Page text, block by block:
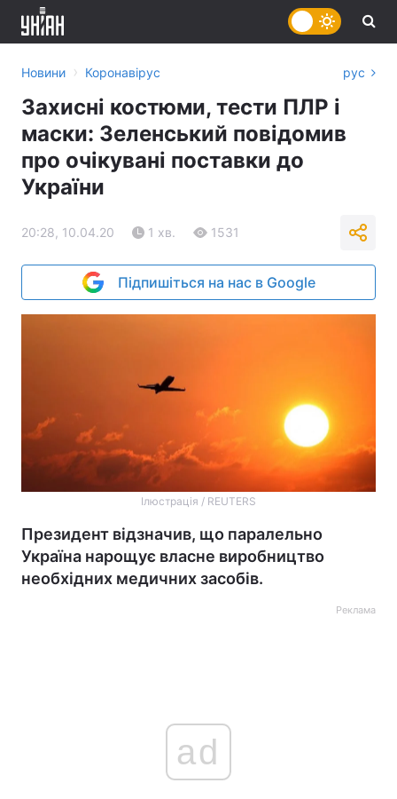
Новини › Коронавірус рус
Захисні костюми, тести ПЛР і
маски: Зеленський повідомив
про очікувані поставки до
України
20:28, 10.04.20 1 хв. 1531
Підпишіться на нас в Google
Ілюстрація / REUTERS
Президент відзначив, що паралельно
Україна нарощує власне виробництво
необхідних медичних засобів.
Реклама
ad